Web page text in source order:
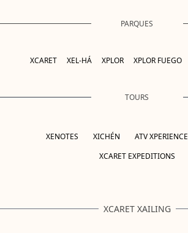
PARQUES
XCARET XEL-HÁ XPLOR XPLOR FUEGO
TOURS
XENOTES XICHÉN ATV XPERIENCE
XCARET EXPEDITIONS
XCARET XAILING